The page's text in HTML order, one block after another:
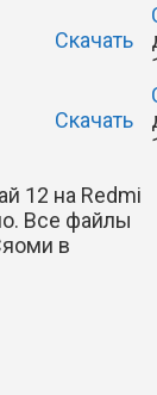
Скачать
Скачать
12 на Redmi
Все файлы
в